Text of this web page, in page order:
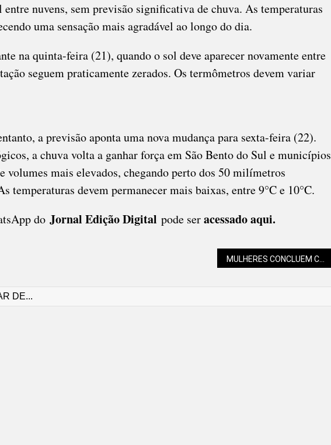
nuvens, sem previsão significativa de chuva. As temperaturas
uma sensação mais agradável ao longo do dia.
na quinta-feira (21), quando o sol deve aparecer novamente entre
seguem praticamente zerados. Os termômetros devem variar
a previsão aponta uma nova mudança para sexta-feira (22).
a chuva volta a ganhar força em São Bento do Sul e municípios
volumes mais elevados, chegando perto dos 50 milímetros
temperaturas devem permanecer mais baixas, entre 9°C e 10°C.
do Jornal Edição Digital pode seracessado aqui.
DE...